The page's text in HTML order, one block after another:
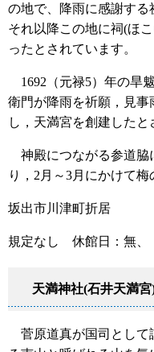
の地で、降雨に感謝する
それ以降この地に祠(ほ
ったとされています。
1692（元禄5）年の旱
衛門が降雨を祈願，見
し，天満宮を創建したと
神殿につながる参道脇
り，2月～3月にかけて梅
坂出市川津町折居
規定なし 休館日：無
天満神社(石井天満宮
菅原道真が国司として